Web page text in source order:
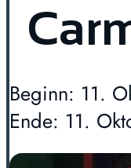
Beginn: 11.
Ende: 11.